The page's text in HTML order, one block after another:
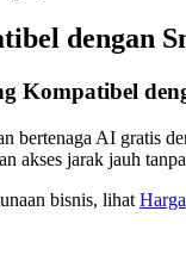
dengan
Kompatibel
bertenaga AI gratis
akses jarak jauh
bisnis, lihat Harga